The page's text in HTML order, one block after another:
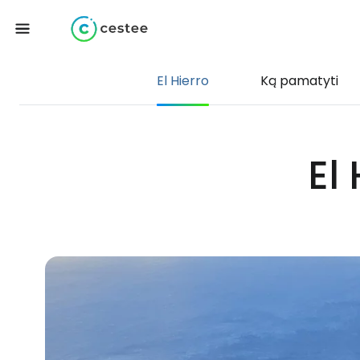
El Hierro Ką pamatyti